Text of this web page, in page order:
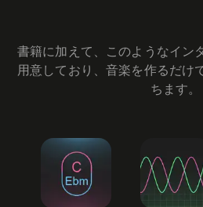
書籍に加えて、このようなイン
用意しており、音楽を作るだけ
ちます。